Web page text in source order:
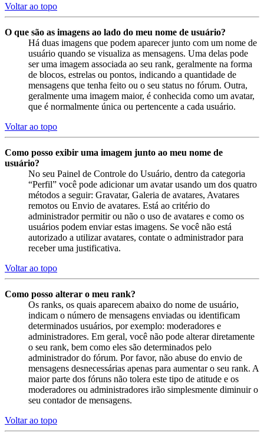
Voltar ao topo
O que são as imagens ao lado do meu nome de usuário?
Há duas imagens que podem aparecer junto com um nome de
usuário quando se visualiza as mensagens. Uma delas pode
ser uma imagem associada ao seu rank, geralmente na forma
de blocos, estrelas ou pontos, indicando a quantidade de
mensagens que tenha feito ou o seu status no fórum. Outra,
geralmente uma imagem maior, é conhecida como um avatar,
que é normalmente única ou pertencente a cada usuário.
Voltar ao topo
Como posso exibir uma imagem junto ao meu nome de
usuário?
No seu Painel de Controle do Usuário, dentro da categoria
“Perfil” você pode adicionar um avatar usando um dos quatro
métodos a seguir: Gravatar, Galeria de avatares, Avatares
remotos ou Envio de avatares. Está ao critério do
administrador permitir ou não o uso de avatares e como os
usuários podem enviar estas imagens. Se você não está
autorizado a utilizar avatares, contate o administrador para
receber uma justificativa.
Voltar ao topo
Como posso alterar o meu rank?
Os ranks, os quais aparecem abaixo do nome de usuário,
indicam o número de mensagens enviadas ou identificam
determinados usuários, por exemplo: moderadores e
administradores. Em geral, você não pode alterar diretamente
o seu rank, bem como eles são determinados pelo
administrador do fórum. Por favor, não abuse do envio de
mensagens desnecessárias apenas para aumentar o seu rank. A
maior parte dos fóruns não tolera este tipo de atitude e os
moderadores ou administradores irão simplesmente diminuir o
seu contador de mensagens.
Voltar ao topo